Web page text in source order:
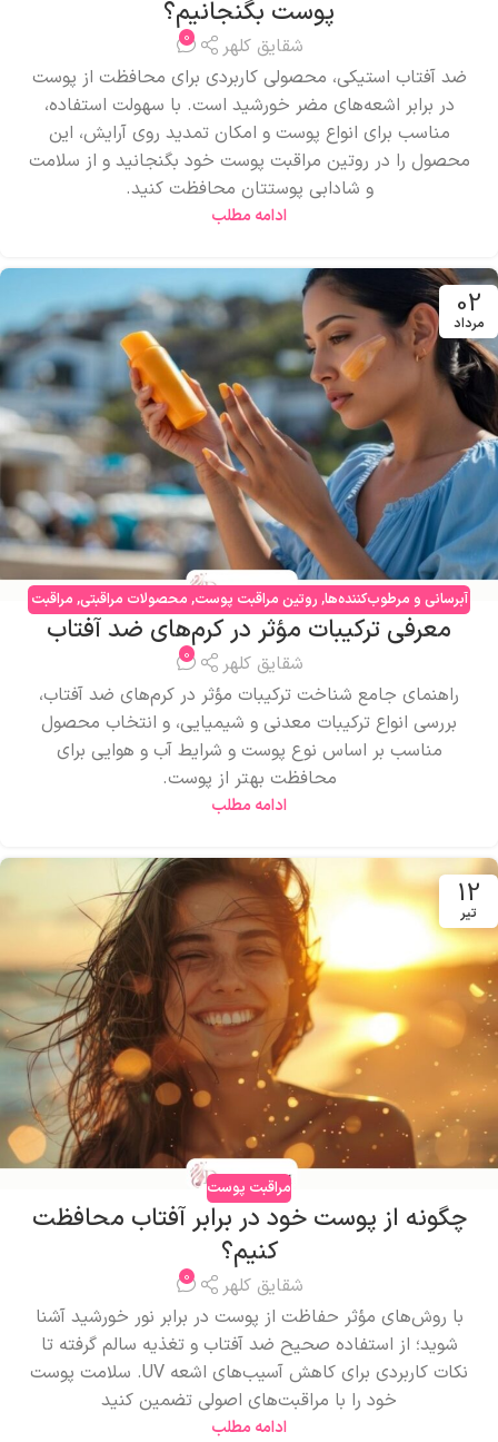
پوست بگنجانیم؟
شقایق کلهر 0
ضد آفتاب استیکی، محصولی کاربردی برای محافظت از پوست
در برابر اشعه‌های مضر خورشید است. با سهولت استفاده،
مناسب برای انواع پوست و امکان تمدید روی آرایش، این
محصول را در روتین مراقبت پوست خود بگنجانید و از سلامت
و شادابی پوستتان محافظت کنید.
ادامه مطلب
02
مرداد
آبرسانی و مرطوب‌کننده‌ها, روتین مراقبت پوست, محصولات مراقبتی, مراقبت
صورت
معرفی ترکیبات مؤثر در کرم‌های ضد آفتاب
شقایق کلهر 0
راهنمای جامع شناخت ترکیبات مؤثر در کرم‌های ضد آفتاب،
بررسی انواع ترکیبات معدنی و شیمیایی، و انتخاب محصول
مناسب بر اساس نوع پوست و شرایط آب و هوایی برای
محافظت بهتر از پوست.
ادامه مطلب
12
تیر
مراقبت پوست
چگونه از پوست خود در برابر آفتاب محافظت
کنیم؟
شقایق کلهر 0
با روش‌های مؤثر حفاظت از پوست در برابر نور خورشید آشنا
شوید؛ از استفاده صحیح ضد آفتاب و تغذیه سالم گرفته تا
نکات کاربردی برای کاهش آسیب‌های اشعه UV. سلامت پوست
خود را با مراقبت‌های اصولی تضمین کنید
ادامه مطلب